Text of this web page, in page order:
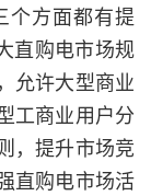
方面都有提
直购电市场规
允许大型商业
工商业用户分
，提升市场竞
直购电市场活